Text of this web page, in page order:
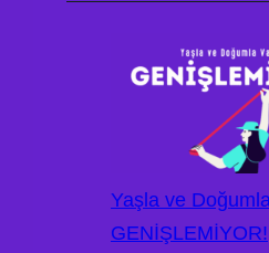
Yaşla ve
GENİŞLEMİYOR!